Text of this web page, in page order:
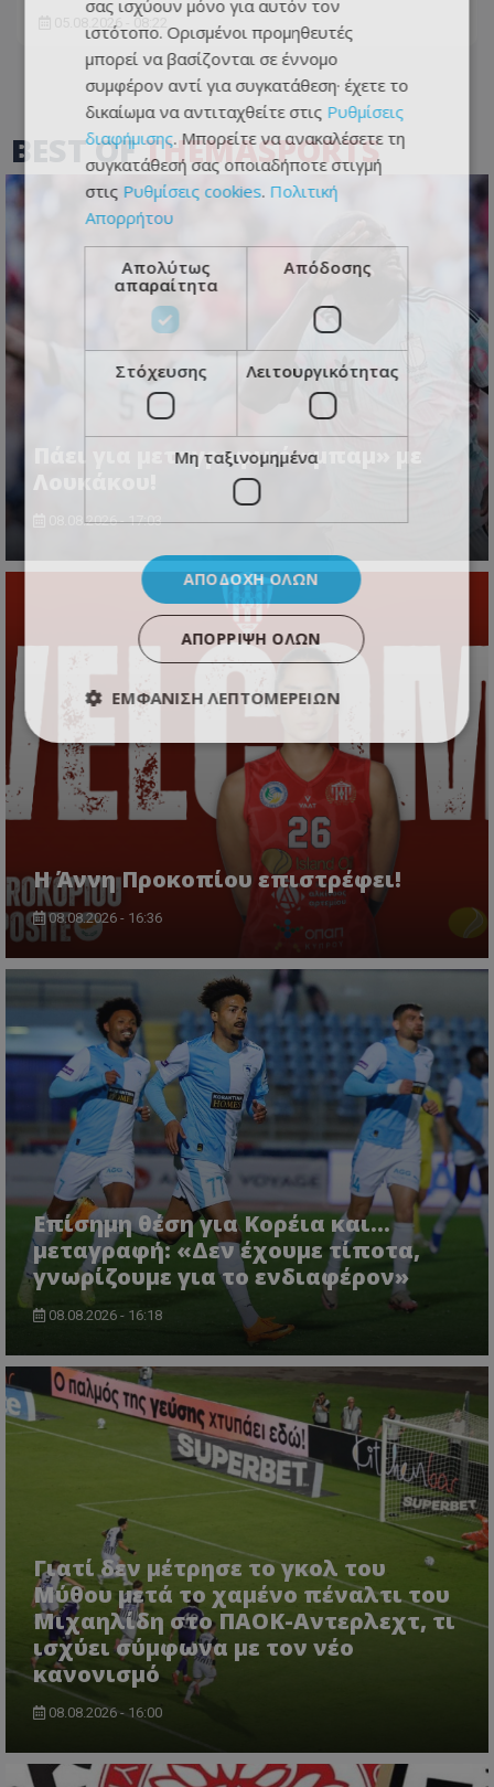
05.08.2026 - 08:22
BEST OFTHEMASPORTS
Πάει για μεταγραφικό «μπαμ» με
Λουκάκου!
08.08.2026 - 17:03
Η Άννη Προκοπίου επιστρέφει!
08.08.2026 - 16:36
Επίσημη θέση για Κορέια και...
μεταγραφή: «Δεν έχουμε τίποτα,
γνωρίζουμε για το ενδιαφέρον»
08.08.2026 - 16:18
Γιατί δεν μέτρησε το γκολ του
Μύθου μετά το χαμένο πέναλτι του
Μιχαηλίδη στο ΠΑΟΚ-Αντερλεχτ, τι
ισχύει σύμφωνα με τον νέο
κανονισμό
08.08.2026 - 16:00
σας ισχύουν μόνο για αυτόν τον
ιστότοπο. Ορισμένοι προμηθευτές
μπορεί να βασίζονται σε έννομο
συμφέρον αντί για συγκατάθεση· έχετε το
δικαίωμα να αντιταχθείτε στις Ρυθμίσεις
διαφήμισης. Μπορείτε να ανακαλέσετε τη
συγκατάθεσή σας οποιαδήποτε στιγμή
στις Ρυθμίσεις cookies. Πολιτική
Απορρήτου
Απολύτως
απαραίτητα
Απόδοσης
Στόχευσης Λειτουργικότητας
Μη ταξινομημένα
ΑΠΟΔΟΧΉ ΌΛΩΝ
ΑΠΌΡΡΙΨΗ ΌΛΩΝ
ΕΜΦΆΝΙΣΗ ΛΕΠΤΟΜΕΡΕΙΏΝ